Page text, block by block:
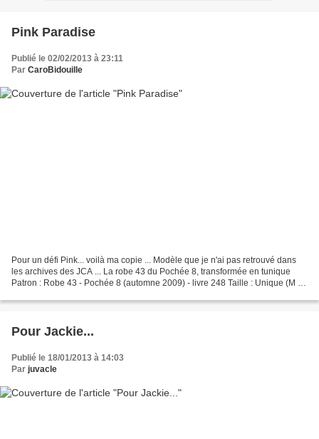
Pink Paradise
Publié le 02/02/2013 à 23:11
Par CaroBidouille
Pour un défi Pink... voilà ma copie ... Modèle que je n'ai pas retrouvé dans
les archives des JCA ... La robe 43 du Pochée 8, transformée en tunique
Patron : Robe 43 - Pochée 8 (automne 2009) - livre 248 Taille : Unique (M ?)
Pour Jackie...
Publié le 18/01/2013 à 14:03
Par juvacle